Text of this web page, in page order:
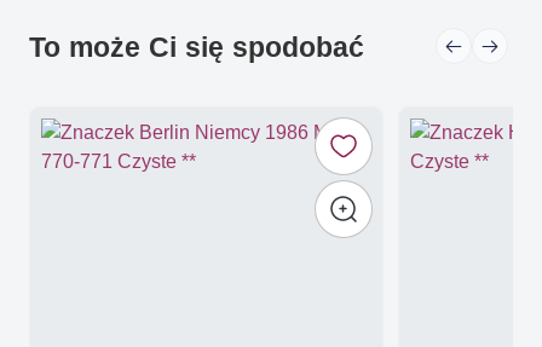
To może Ci się spodobać